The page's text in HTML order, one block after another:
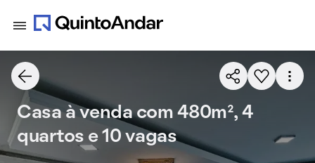
Casa à venda com 480m², 4
quartos e 10 vagas